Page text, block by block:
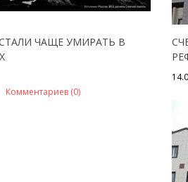
ЧАЩЕ УМИРАТЬ В
Комментариев (0)